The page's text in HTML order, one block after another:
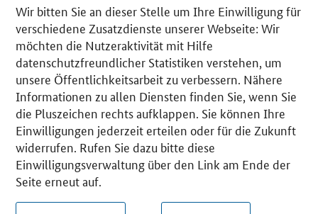
Wir bitten Sie an dieser Stelle um Ihre Einwilligung für
verschiedene Zusatzdienste unserer Webseite: Wir
möchten die Nutzeraktivität mit Hilfe
datenschutzfreundlicher Statistiken verstehen, um
unsere Öffentlichkeitsarbeit zu verbessern. Nähere
Informationen zu allen Diensten finden Sie, wenn Sie
die Pluszeichen rechts aufklappen. Sie können Ihre
Einwilligungen jederzeit erteilen oder für die Zukunft
widerrufen. Rufen Sie dazu bitte diese
Einwilligungsverwaltung über den Link am Ende der
Seite erneut auf.